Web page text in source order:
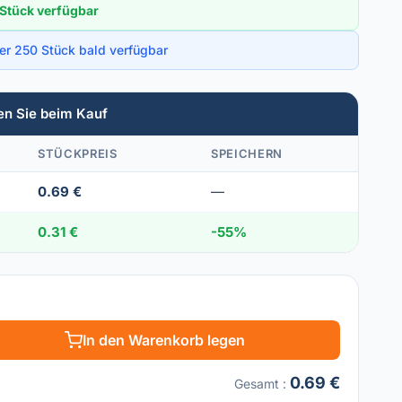
verfügbar
250 Stück bald verfügbar
Sie beim Kauf
STÜCKPREIS SPEICHERN
0.69 € —
0.31 € -55%
In den Warenkorb legen
Gesamt : 0.69 €